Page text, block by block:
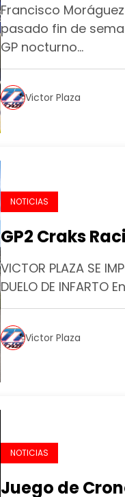
Francisco
pasado fin de
GP nocturno…
Victor Plaza
NOTICIAS
GP2 Craks
VICTOR PLAZA SE
DUELO DE INFARTO
Victor Plaza
NOTICIAS
Juego de